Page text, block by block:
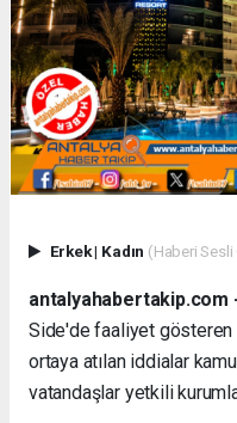
Erkek| Kadın (Haberi Sesli
antalyahabertakip.com
Side'de faaliyet gösteren
ortaya atılan iddialar
vatandaşlar yetkili